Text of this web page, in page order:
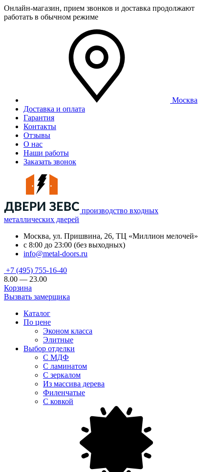
Онлайн-магазин, прием звонков и доставка продолжают
работать в обычном режиме
Москва
Доставка и оплата
Гарантия
Контакты
Отзывы
О нас
Наши работы
Заказать звонок
производство входных
металлических дверей
Москва, ул. Пришвина, 26, ТЦ «Миллион мелочей»
с 8:00 до 23:00 (без выходных)
info@metal-doors.ru
+7 (495) 755-16-40
8.00 — 23.00
Корзина
Вызвать замерщика
Каталог
По цене
Эконом класса
Элитные
Выбор отделки
С МДФ
С ламинатом
С зеркалом
Из массива дерева
Филенчатые
С ковкой